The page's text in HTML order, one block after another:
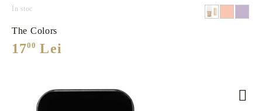
În stoc
The Colors
1700 Lei